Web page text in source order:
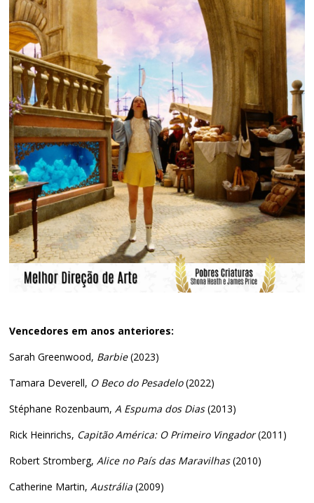
Vencedores em anos anteriores:
Sarah Greenwood, Barbie(2023)
Tamara Deverell, O Beco do Pesadelo (2022)
Stéphane Rozenbaum,A Espuma dos Dias(2013)
Rick Heinrichs, Capitão América: O Primeiro Vingador(2011)
Robert Stromberg,Alice no País das Maravilhas(2010)
Catherine Martin, Austrália (2009)